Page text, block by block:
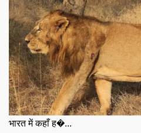
भारत में कहाँ ह�...